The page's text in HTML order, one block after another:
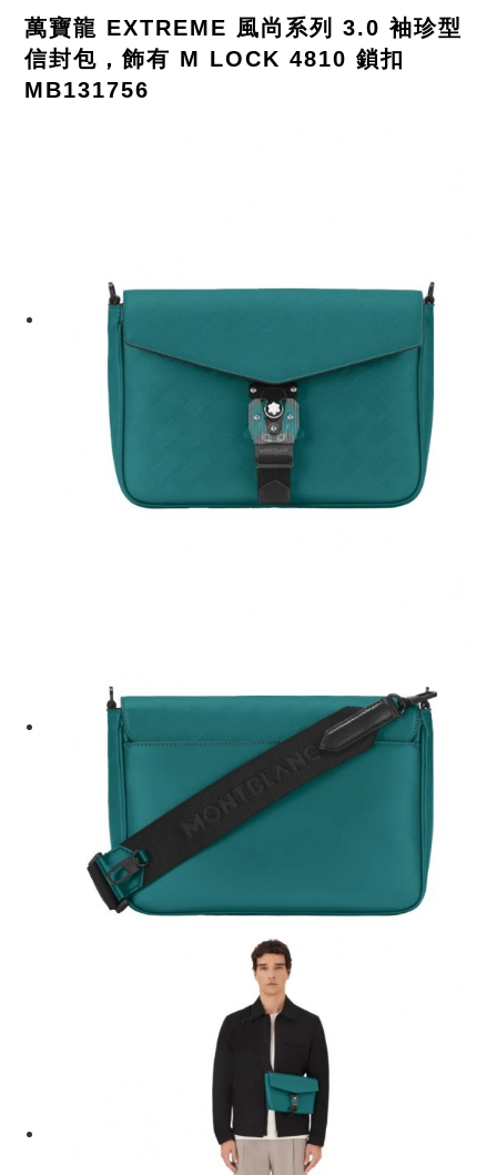
萬寶龍 EXTREME 風尚系列 3.0 袖珍型
信封包，飾有 M LOCK 4810 鎖扣
MB131756